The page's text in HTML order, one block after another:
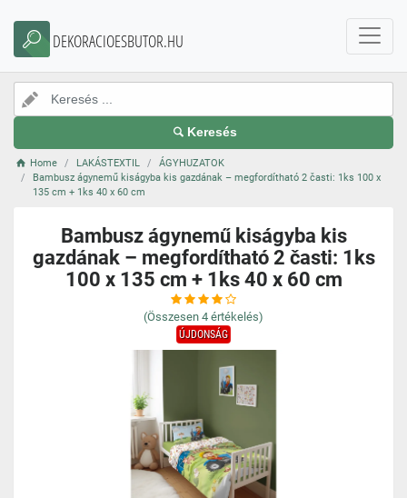
DEKORACIOESBUTOR.HU
Keresés
Home LAKÁSTEXTIL
ÁGYHUZATOK
Bambusz ágynemű kiságyba kis gazdának – megfordítható 2 časti: 1ks 100 x
135 cm + 1ks 40 x 60 cm
Bambusz ágynemű kiságyba kis
gazdának – megfordítható 2 časti: 1ks
100 x 135 cm + 1ks 40 x 60 cm
(Összesen 4 értékelés)
ÚJDONSÁG